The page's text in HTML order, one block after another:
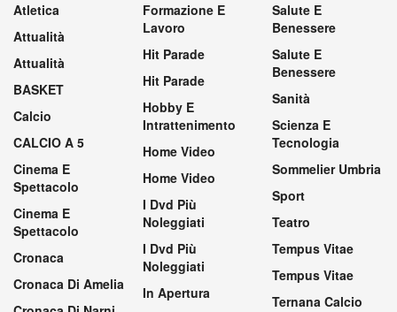
Atletica
Attualità
Attualità
BASKET
Calcio
CALCIO A 5
Cinema E
Spettacolo
Cinema E
Spettacolo
Cronaca
Cronaca Di Amelia
Formazione E
Lavoro
Hit Parade
Hit Parade
Hobby E
Intrattenimento
Home Video
Home Video
I Dvd Più
Noleggiati
I Dvd Più
Noleggiati
In Apertura
Salute E
Benessere
Salute E
Benessere
Sanità
Scienza E
Tecnologia
Sommelier Umbria
Sport
Teatro
Tempus Vitae
Tempus Vitae
Ternana Calcio